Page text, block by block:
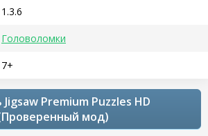
1.3.6
Головоломки
7+
Jigsaw Premium Puzzles HD
мод)